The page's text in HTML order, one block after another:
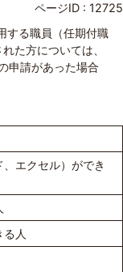
ページID : 12725
する職員（任期付職
た方については、
申請があった場合
エクセル）ができ
人